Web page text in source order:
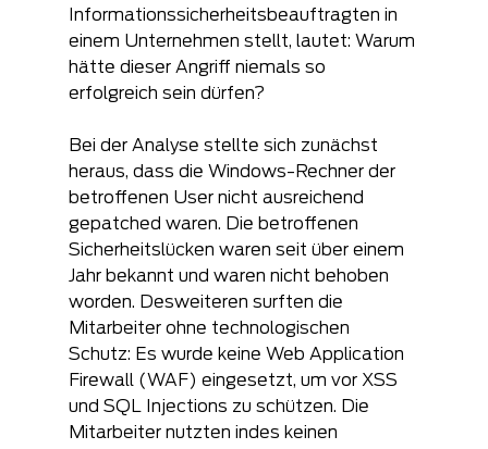
Informationssicherheitsbeauftragten in
einem Unternehmen stellt, lautet: Warum
hätte dieser Angriff niemals so
erfolgreich sein dürfen?
Bei der Analyse stellte sich zunächst
heraus, dass die Windows-Rechner der
betroffenen User nicht ausreichend
gepatched waren. Die betroffenen
Sicherheitslücken waren seit über einem
Jahr bekannt und waren nicht behoben
worden. Desweiteren surften die
Mitarbeiter ohne technologischen
Schutz: Es wurde keine Web Application
Firewall (WAF) eingesetzt, um vor XSS
und SQL Injections zu schützen. Die
Mitarbeiter nutzten indes keinen